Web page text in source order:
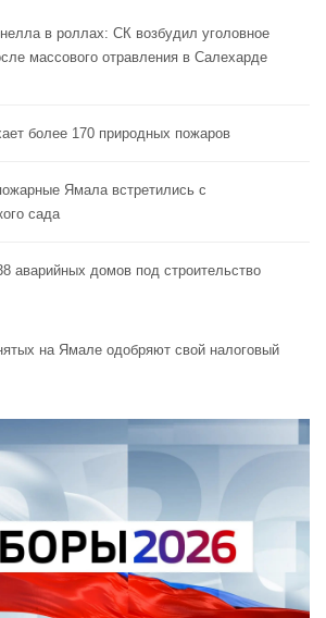
в роллах: СК возбудил уголовное
массового отравления в Салехарде
более 170 природных пожаров
Ямала встретились с
сада
аварийных домов под строительство
на Ямале одобряют свой налоговый